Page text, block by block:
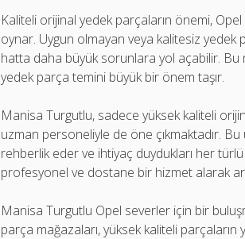
Kaliteli orijinal yedek parçaların önemi,
oynar. Uygun olmayan veya kalitesiz yedek
hatta daha büyük sorunlara yol açabilir.
yedek parça temini büyük bir önem taşır.
Manisa Turgutlu, sadece yüksek kaliteli
uzman personeliyle de öne çıkmaktadır.
rehberlik eder ve ihtiyaç duydukları her
profesyonel ve dostane bir hizmet alarak
Manisa Turgutlu Opel severler için bir
parça mağazaları, yüksek kaliteli parçaların